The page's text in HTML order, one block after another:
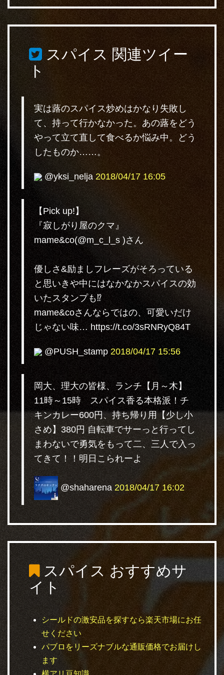
スパイス 関連ツイー
ト
実は蕗のスパイス炒めはかなり失敗し
て、持って行かなかった。あの蕗をどう
やって立て直して食べるか悩み中。どう
したものか……。
@yksi_nelja 2018/04/17 16:05
【Pick up!】
『寂しがり屋のクマ』
mame&co(@m_c_l_s )さん
優しさ&励ましフレーズがそろっている
と思いきや中にはなかなかスパイスの効
いたスタンプも⁉️
mame&coさんならではの、可愛いだけ
じゃない味… https://t.co/3sRNRyQ84T
@PUSH_stamp 2018/04/17 15:56
岡大、理大の皆様、ランチ【月～木】
11時～15時 スパイス香る本格派！チ
キンカレー600円、持ち帰り用【少し小
さめ】380円 自転車でサーっと行ってし
まわないで勇気をもって二、三人で入っ
てきて！！明日こられーよ
@shaharena 2018/04/17 16:02
スパイス おすすめサ
イト
シールドの激安品を探すなら楽天市場にお任
せください
パブロをリーズナブルな通販価格でお届けし
ます